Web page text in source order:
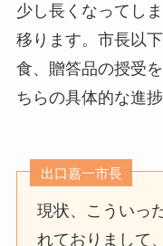
少し長くなってし
移ります。市長以
食、贈答品の授受
ちらの具体的な進
出口嘉一市長
現状、こういっ
れておりまして